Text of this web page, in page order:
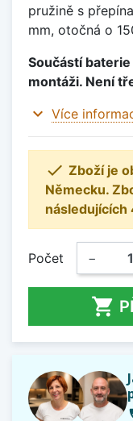
pružině s
mm, otočná o
Součástí
montáži. Není
expand_more Více
 Zboží je
Německu.
následujících
Počet −
